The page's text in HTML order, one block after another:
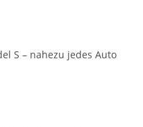
S – nahezu jedes Auto